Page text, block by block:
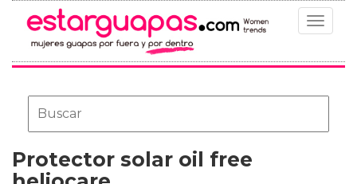
Toggle
Protector solar oil free